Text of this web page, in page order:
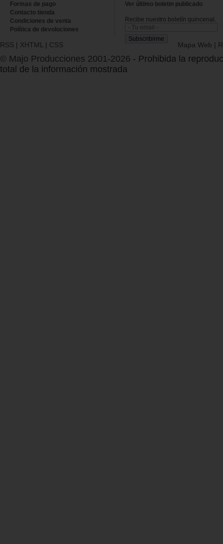
Formas de pago
Contacto tienda
Condiciones de venta
Política de devoluciones
Ver último boletin publicado
Recibe nuestro boletín quincenal.
RSS | XHTML | CSS Mapa Web |
© Majo Producciones 2001-2026 - Prohibida la
total de la información mostrada